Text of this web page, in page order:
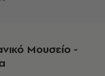
Μουσείο -